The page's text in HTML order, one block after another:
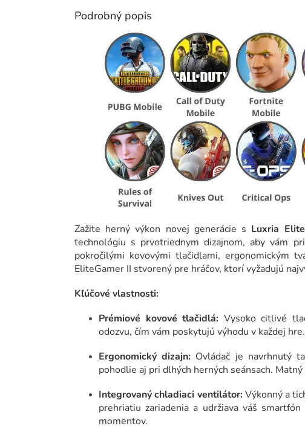
Podrobný popis
Zažite herný výkon novej generácie s Luxria
technológiu s prvotriednym dizajnom, aby vám
pokročilými kovovými tlačidlami, ergonomickým
EliteGamer II stvorený pre hráčov, ktorí vyžadujú
Kľúčové vlastnosti:
Prémiové kovové tlačidlá: Vysoko citlivé
odozvu, čím vám poskytujú výhodu v každej hre.
Ergonomický dizajn: Ovládač je navrhnutý
pohodlie aj pri dlhých herných seánsach.
Integrovaný chladiaci ventilátor:Výkonný a
prehriatiu zariadenia a udržiava váš
momentov.